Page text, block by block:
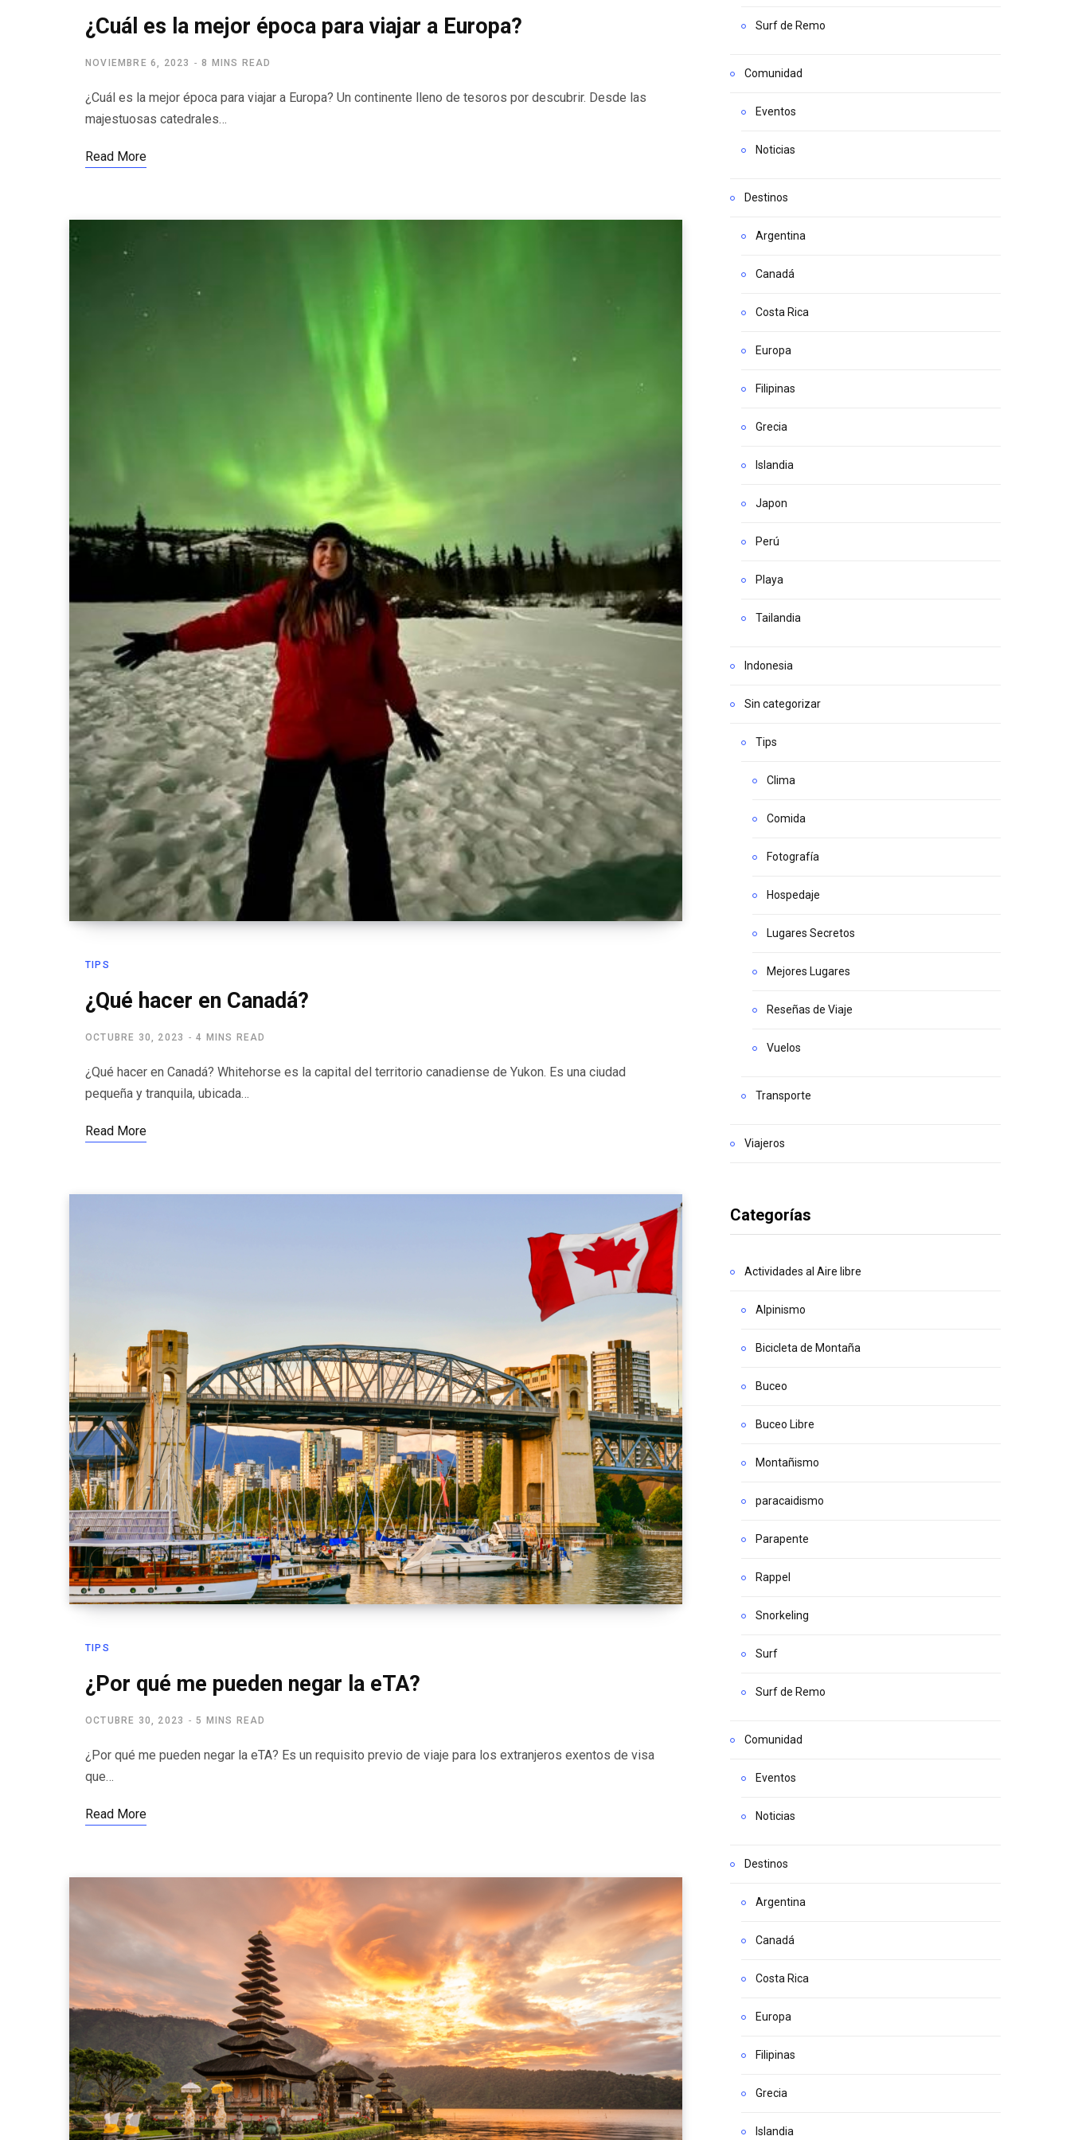
¿Cuál es la mejor época para viajar a Europa?
NOVIEMBRE 6, 2023 8 MINS READ
¿Cuál es la mejor época para viajar a Europa? Un continente lleno de tesoros por descubrir. Desde las
majestuosas catedrales…
Read More
TIPS
¿Qué hacer en Canadá?
OCTUBRE 30, 2023 4 MINS READ
¿Qué hacer en Canadá? Whitehorse es la capital del territorio canadiense de Yukon. Es una ciudad
pequeña y tranquila, ubicada…
Read More
TIPS
¿Por qué me pueden negar la eTA?
OCTUBRE 30, 2023 5 MINS READ
¿Por qué me pueden negar la eTA? Es un requisito previo de viaje para los extranjeros exentos de visa
que…
Read More
Surf de Remo
Comunidad
Eventos
Noticias
Destinos
Argentina
Canadá
Costa Rica
Europa
Filipinas
Grecia
Islandia
Japon
Perú
Playa
Tailandia
Indonesia
Sin categorizar
Tips
Clima
Comida
Fotografía
Hospedaje
Lugares Secretos
Mejores Lugares
Reseñas de Viaje
Vuelos
Transporte
Viajeros
Categorías
Actividades al Aire libre
Alpinismo
Bicicleta de Montaña
Buceo
Buceo Libre
Montañismo
paracaidismo
Parapente
Rappel
Snorkeling
Surf
Surf de Remo
Comunidad
Eventos
Noticias
Destinos
Argentina
Canadá
Costa Rica
Europa
Filipinas
Grecia
Islandia